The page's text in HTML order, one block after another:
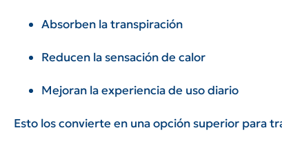
Absorben la transpiración
Reducen la sensación de calor
Mejoran la experiencia de uso diario
Esto los convierte en una opción superior para